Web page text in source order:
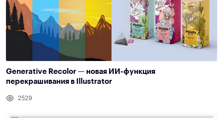
Generative Recolor — новая ИИ-функция
перекрашивания в Illustrator
2529